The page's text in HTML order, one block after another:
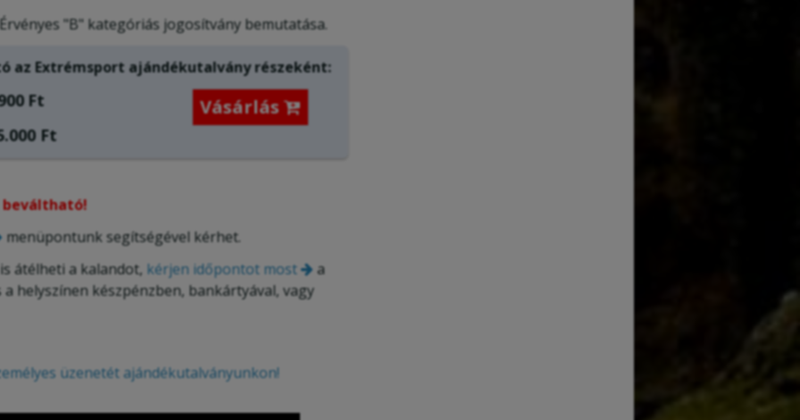
Érvényes "B" kategóriás jogosítvány bemutatása.
az Extrémsport ajándékutalvány részeként:
Ft
Ft
Vásárlás
beváltható!
menüpontunk segítségével kérhet.
átélheti a kalandot, kérjen időpontot most
a
helyszínen készpénzben, bankártyával, vagy
üzenetét ajándékutalványunkon!